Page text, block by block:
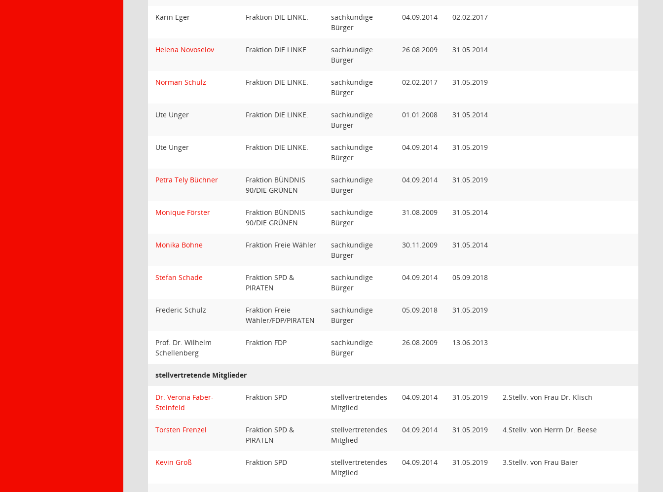
Karin Eger Fraktion DIE LINKE.
sachkundige
Bürger
04.09.2014 02.02.2017
Helena Novoselov Fraktion DIE LINKE.
sachkundige
Bürger
26.08.2009 31.05.2014
Norman Schulz Fraktion DIE LINKE.
sachkundige
Bürger
02.02.2017 31.05.2019
Ute Unger Fraktion DIE LINKE.
sachkundige
Bürger
01.01.2008 31.05.2014
Ute Unger Fraktion DIE LINKE.
sachkundige
Bürger
04.09.2014 31.05.2019
Petra Tely Büchner
Fraktion BÜNDNIS
90/DIE GRÜNEN
sachkundige
Bürger
04.09.2014 31.05.2019
Monique Förster
Fraktion BÜNDNIS
90/DIE GRÜNEN
sachkundige
Bürger
31.08.2009 31.05.2014
Monika Bohne Fraktion Freie Wähler
sachkundige
Bürger
30.11.2009 31.05.2014
Stefan Schade
Fraktion SPD &
PIRATEN
sachkundige
Bürger
04.09.2014 05.09.2018
Frederic Schulz
Fraktion Freie
Wähler/FDP/PIRATEN
sachkundige
Bürger
05.09.2018 31.05.2019
Prof. Dr. Wilhelm
Schellenberg
Fraktion FDP
sachkundige
Bürger
26.08.2009 13.06.2013
stellvertretende Mitglieder
Dr. Verona Faber-
Steinfeld
Fraktion SPD
stellvertretendes
Mitglied
04.09.2014 31.05.2019 2.Stellv. von Frau Dr. Klisch
Torsten Frenzel
Fraktion SPD &
PIRATEN
stellvertretendes
Mitglied
04.09.2014 31.05.2019 4.Stellv. von Herrn Dr. Beese
Kevin Groß Fraktion SPD
stellvertretendes
Mitglied
04.09.2014 31.05.2019 3.Stellv. von Frau Baier